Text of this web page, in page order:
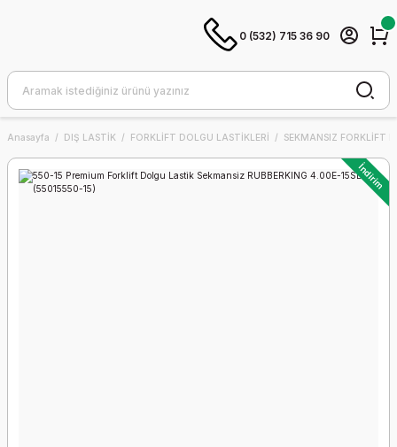
0 (532) 715 36 90
Anasayfa DIŞ LASTİK FORKLİFT DOLGU LASTİKLERİ SEKMANSIZ FORKLİFT
İndirim